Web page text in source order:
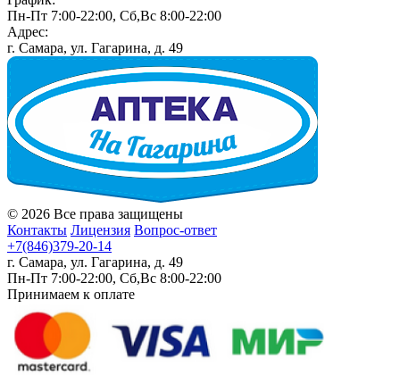
Пн-Пт 7:00-22:00, Сб,Вс 8:00-22:00
Адрес:
г. Самара, ул. Гагарина, д. 49
© 2026 Все права защищены
Контакты Лицензия Вопрос-ответ
+7(846)379-20-14
г. Самара, ул. Гагарина, д. 49
Пн-Пт 7:00-22:00, Сб,Вс 8:00-22:00
Принимаем к оплате